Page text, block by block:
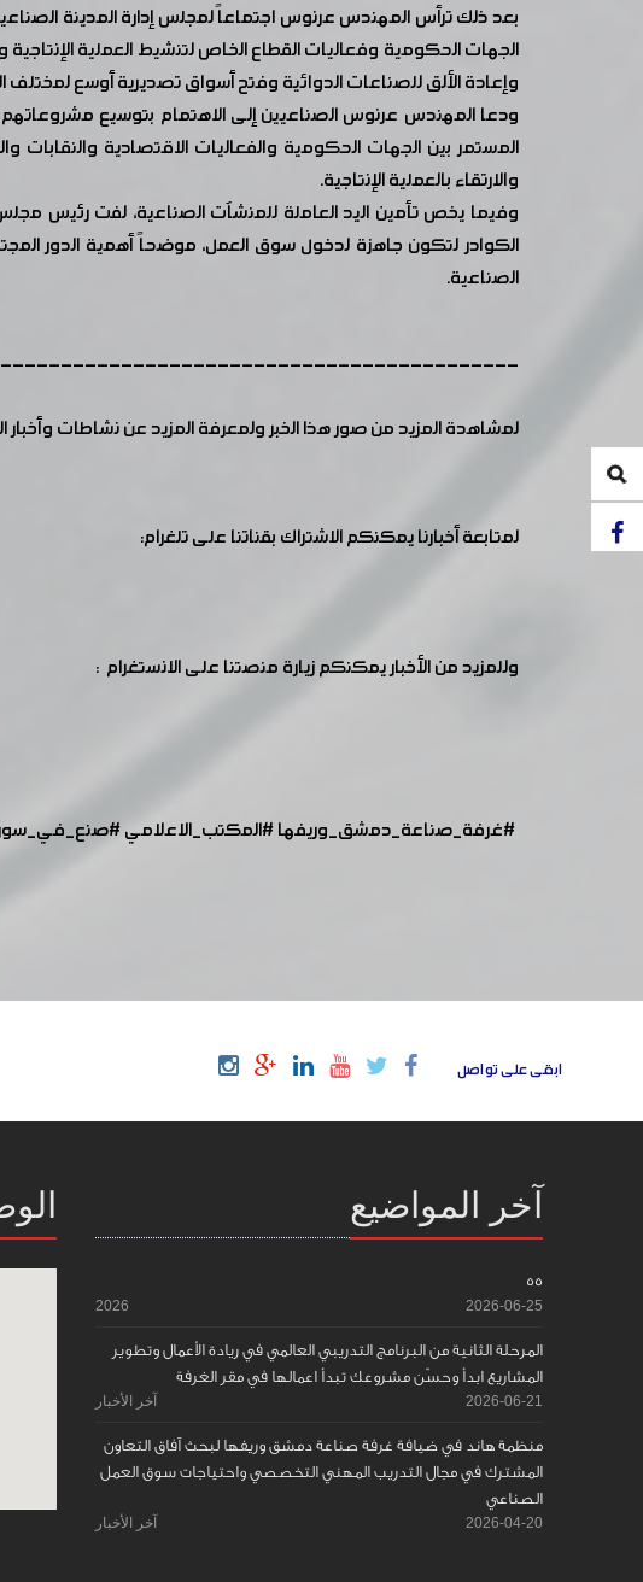
بعد ذلك ترأس المهندس عرنوس اجتماعاً لمجلس إدارة المدينة
الجهات الحكومية وفعاليات القطاع الخاص لتنشيط العملية
وإعادة الألق للصناعات الدوائية وفتح أسواق تصديرية أوسع
ودعا المهندس عرنوس الصناعيين إلى الاهتمام بتوسيع مشروعاتهم
المستمر بين الجهات الحكومية والفعاليات الاقتصادية والنقابات
والارتقاء بالعملية الإنتاجية.
وفيما يخص تأمين اليد العاملة للمنشآت الصناعية، لفت رئيس مجلس
الكوادر لتكون جاهزة لدخول سوق العمل، موضحاً أهمية الدور
الصناعية.
لمشاهدة المزيد من صور هذا الخبر ولمعرفة المزيد عن نشاطات
لمتابعة أخبارنا يمكنكم الاشتراك بقناتنا على تلغرام:
وللمزيد من الأخبار يمكنكم زيارة منصتنا على الانستغرام :
#غرفة_صناعة_دمشق_وريفها#المكتب_الاعلامي
ابقى على تواصل
آخر المواضيع
55
2026-06-25
2026
المرحلة الثانية من البرنامج التدريبي العالمي في ريادة الأعمال وتطوير
المشاريع ابدأ وحسّن مشروعك تبدأ اعمالها في مقر الغرفة
2026-06-21 آخر الأخبار
منظمة هاند في ضيافة غرفة صناعة دمشق وريفها لبحث آفاق التعاون
المشترك في مجال التدريب المهني التخصصي واحتياجات سوق العمل
الصناعي
2026-04-20 آخر الأخبار